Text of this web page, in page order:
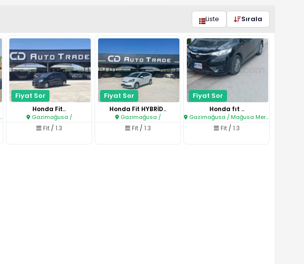
Liste Sırala
Fiyat Sor
Honda Fit..
Gazimağusa /
Fit/ 1.3
Fiyat Sor
Honda Fit HYBRİD..
Gazimağusa /
Fit/ 1.3
Fiyat Sor
Honda fıt ..
Gazimağusa / Mağusa Merkez
Fit/ 1.3